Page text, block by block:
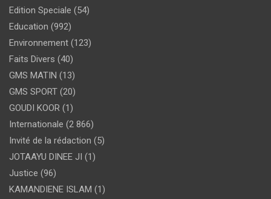
Edition Speciale (54)
Education (992)
Environnement (123)
Faits Divers (40)
GMS MATIN (13)
GMS SPORT (20)
GOUDI KOOR (1)
Internationale (2 866)
Invité de la rédaction (5)
JOTAAYU DINEE JI (1)
Justice (96)
KAMANDIENE ISLAM (1)